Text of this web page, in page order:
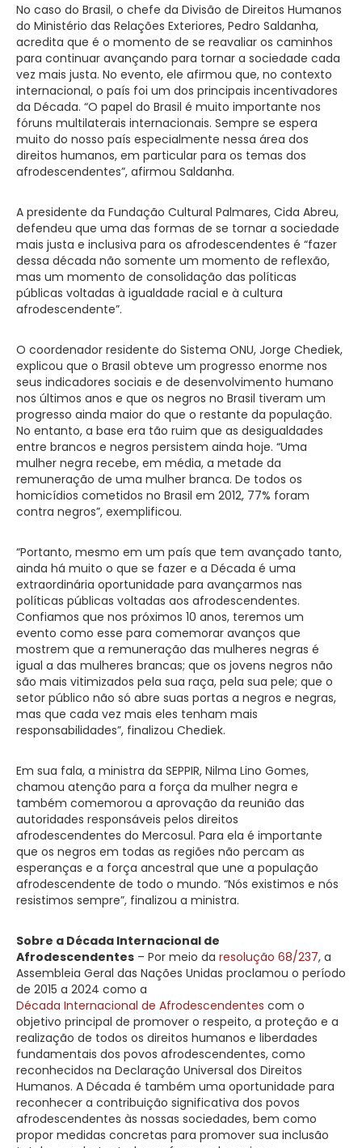
No caso do Brasil, o chefe da Divisão de Direitos Humanos
do Ministério das Relações Exteriores, Pedro Saldanha,
acredita que é o momento de se reavaliar os caminhos
para continuar avançando para tornar a sociedade cada
vez mais justa. No evento, ele afirmou que, no contexto
internacional, o país foi um dos principais incentivadores
da Década. “O papel do Brasil é muito importante nos
fóruns multilaterais internacionais. Sempre se espera
muito do nosso país especialmente nessa área dos
direitos humanos, em particular para os temas dos
afrodescendentes”, afirmou Saldanha.
A presidente da Fundação Cultural Palmares, Cida Abreu,
defendeu que uma das formas de se tornar a sociedade
mais justa e inclusiva para os afrodescendentes é “fazer
dessa década não somente um momento de reflexão,
mas um momento de consolidação das políticas
públicas voltadas à igualdade racial e à cultura
afrodescendente”.
O coordenador residente do Sistema ONU, Jorge Chediek,
explicou que o Brasil obteve um progresso enorme nos
seus indicadores sociais e de desenvolvimento humano
nos últimos anos e que os negros no Brasil tiveram um
progresso ainda maior do que o restante da população.
No entanto, a base era tão ruim que as desigualdades
entre brancos e negros persistem ainda hoje. “Uma
mulher negra recebe, em média, a metade da
remuneração de uma mulher branca. De todos os
homicídios cometidos no Brasil em 2012, 77% foram
contra negros”, exemplificou.
“Portanto, mesmo em um país que tem avançado tanto,
ainda há muito o que se fazer e a Década é uma
extraordinária oportunidade para avançarmos nas
políticas públicas voltadas aos afrodescendentes.
Confiamos que nos próximos 10 anos, teremos um
evento como esse para comemorar avanços que
mostrem que a remuneração das mulheres negras é
igual a das mulheres brancas; que os jovens negros não
são mais vitimizados pela sua raça, pela sua pele; que o
setor público não só abre suas portas a negros e negras,
mas que cada vez mais eles tenham mais
responsabilidades”, finalizou Chediek.
Em sua fala, a ministra da SEPPIR, Nilma Lino Gomes,
chamou atenção para a força da mulher negra e
também comemorou a aprovação da reunião das
autoridades responsáveis pelos direitos
afrodescendentes do Mercosul. Para ela é importante
que os negros em todas as regiões não percam as
esperanças e a força ancestral que une a população
afrodescendente de todo o mundo. “Nós existimos e nós
resistimos sempre”, finalizou a ministra.
Sobre a Década Internacional de
Afrodescendentes – Por meio da resolução 68/237, a
Assembleia Geral das Nações Unidas proclamou o período
de 2015 a 2024 como a
Década Internacional de Afrodescendentes com o
objetivo principal de promover o respeito, a proteção e a
realização de todos os direitos humanos e liberdades
fundamentais dos povos afrodescendentes, como
reconhecidos na Declaração Universal dos Direitos
Humanos. A Década é também uma oportunidade para
reconhecer a contribuição significativa dos povos
afrodescendentes às nossas sociedades, bem como
propor medidas concretas para promover sua inclusão